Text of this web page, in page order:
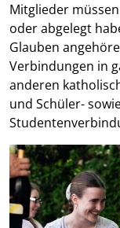
Mitglieder
oder abgelegt
Glauben
Verbindungen in
anderen
und Schüler-